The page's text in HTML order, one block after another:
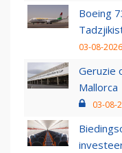
Boeing
03-08-
Geruzie
Mallorca
03-08-